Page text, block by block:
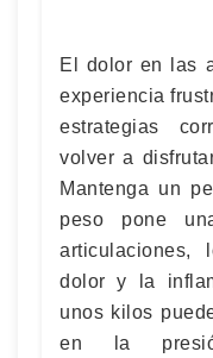
El dolor en las
experiencia
estrategias
volver a
Mantenga un
peso pone
articulaciones,
dolor y la
unos kilos
en la